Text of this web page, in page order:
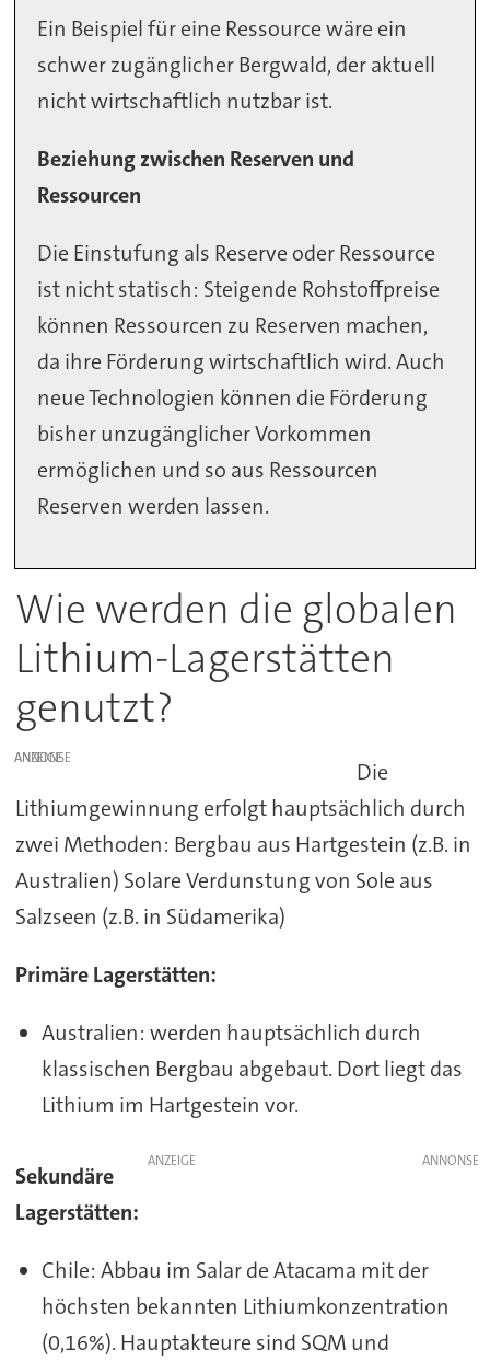
Ein Beispiel für eine Ressource wäre ein
schwer zugänglicher Bergwald, der aktuell
nicht wirtschaftlich nutzbar ist.
Beziehung zwischen Reserven und
Ressourcen
Die Einstufung als Reserve oder Ressource
ist nicht statisch: Steigende Rohstoffpreise
können Ressourcen zu Reserven machen,
da ihre Förderung wirtschaftlich wird. Auch
neue Technologien können die Förderung
bisher unzugänglicher Vorkommen
ermöglichen und so aus Ressourcen
Reserven werden lassen.
Wie werden die globalen
Lithium-Lagerstätten
genutzt?
ANZEIGE
Die
Lithiumgewinnung erfolgt hauptsächlich durch
zwei Methoden: Bergbau aus Hartgestein (z.B. in
Australien) Solare Verdunstung von Sole aus
Salzseen (z.B. in Südamerika)
Primäre Lagerstätten:
Australien: werden hauptsächlich durch
klassischen Bergbau abgebaut. Dort liegt das
Lithium im Hartgestein vor.
ANZEIGE
Sekundäre
Lagerstätten:
Chile: Abbau im Salar de Atacama mit der
höchsten bekannten Lithiumkonzentration
(0,16%). Hauptakteure sind SQM und